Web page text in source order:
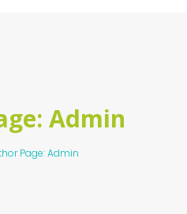
Admin
Page: Admin